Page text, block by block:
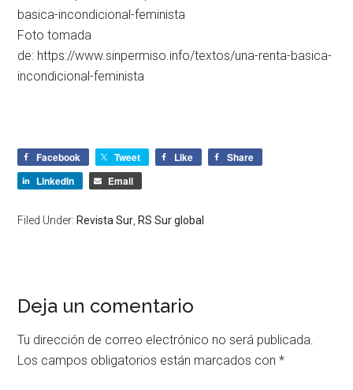
basica-incondicional-feminista
Foto tomada
de: https://www.sinpermiso.info/textos/una-renta-basica-
incondicional-feminista
Facebook Tweet Like
Share
LinkedIn
Email
Filed Under: Revista Sur RS Sur global
Deja un comentario
Tu dirección de correo electrónico no será publicada.
Los campos obligatorios están marcados con*